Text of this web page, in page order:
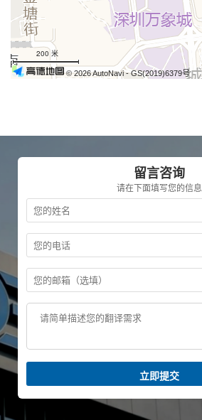
200 米
© 2026 AutoNavi- GS(2019)6379号
留言咨询
请在下面填写您的信息